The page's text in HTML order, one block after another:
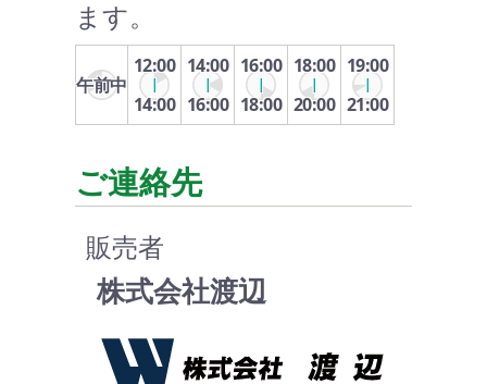
ます。
午前中
12:00
14:00
14:00
16:00
16:00
18:00
18:00
20:00
19:00
21:00
ご連絡先
販売者
株式会社渡辺